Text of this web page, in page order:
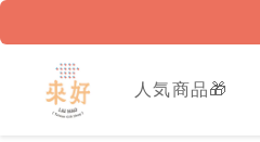
人気商品🎁